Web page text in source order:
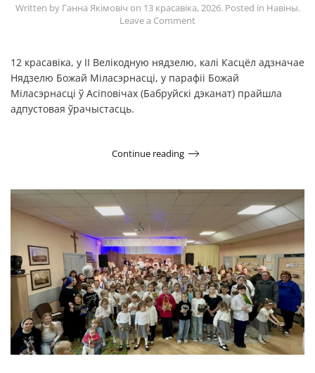
Written by Ганна Якімовіч on 13 красавіка, 2026. Posted in Навіны.
Leave a Comment
12 красавіка, у ІІ Велікодную нядзелю, калі Касцёл адзначае
Нядзелю Божай Міласэрнасці, у парафіі Божай
Міласэрнасці ў Асіповічах (Бабруйскі дэканат) прайшла
адпустовая ўрачыстасць.
Continue reading